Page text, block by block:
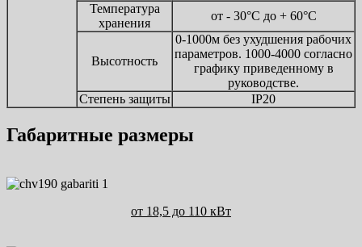
Температура
хранения
от - 30°С до + 60°С
Высотность
0-1000м без ухудшения рабочих
параметров. 1000-4000 согласно
графику приведенному в
руководстве.
Степень защиты
IP20
Габаритные размеры
от 18,5 до 110 кВт